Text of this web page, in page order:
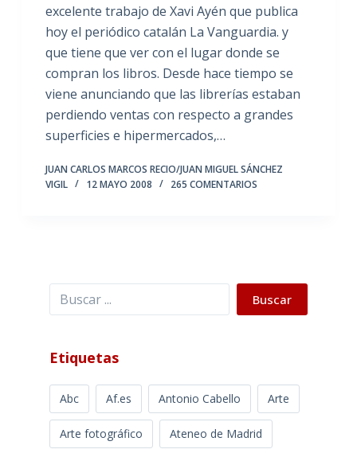
excelente trabajo de Xavi Ayén que publica
hoy el periódico catalán La Vanguardia. y
que tiene que ver con el lugar donde se
compran los libros. Desde hace tiempo se
viene anunciando que las librerías estaban
perdiendo ventas con respecto a grandes
superficies e hipermercados,…
JUAN CARLOS MARCOS RECIO/JUAN MIGUEL SÁNCHEZ
VIGIL
12 MAYO 2008 265 COMENTARIOS
Buscar Buscar
Etiquetas
Abc Af.es Antonio Cabello Arte
Arte fotográfico Ateneo de Madrid